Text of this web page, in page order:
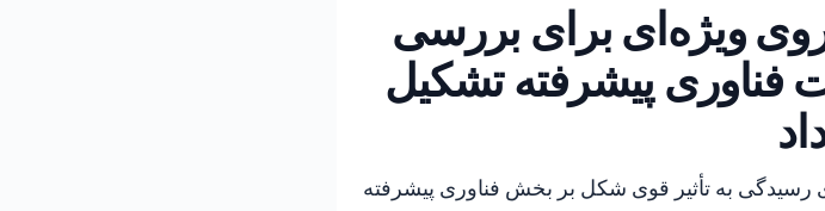
ویژه‌ای برای بررسی
فناوری پیشرفته تشکیل
رسیدگی به تأثیر قوی شکل بر بخش فناوری پیشرفته